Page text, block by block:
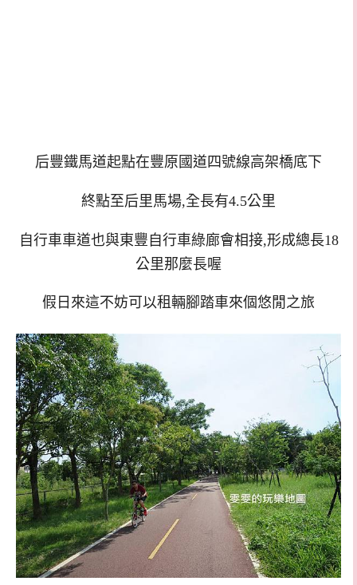
后豐鐵馬道起點在豐原國道四號線高架橋底下
終點至后里馬場,全長有4.5公里
自行車車道也與東豐自行車綠廊會相接,形成總長18
公里那麼長喔
假日來這不妨可以租輛腳踏車來個悠閒之旅